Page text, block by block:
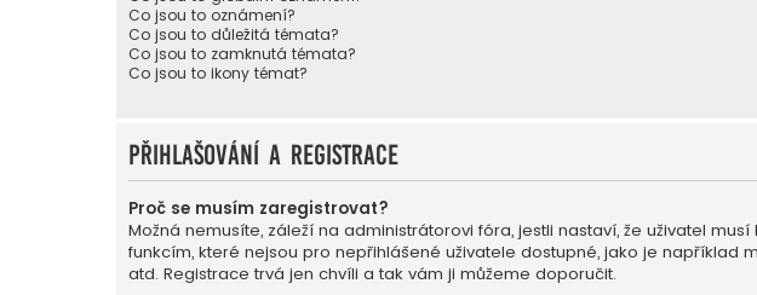
Co jsou to oznámení?
Co jsou to důležitá témata?
Co jsou to zamknutá témata?
Co jsou to ikony témat?
Přihlašování a registrace
Proč se musím zaregistrovat?
Možná nemusíte, záleží na administrátorovi fóra, jestli nastaví, že uživatel
funkcím, které nejsou pro nepřihlášené uživatele dostupné, jako je
atd. Registrace trvá jen chvíli a tak vám ji můžeme doporučit.